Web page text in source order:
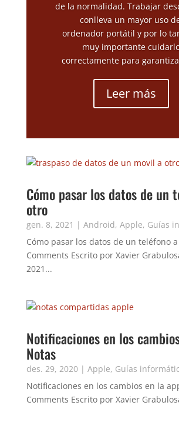
de la normalidad. Trabajar
conlleva un mayor uso
ordenador portátil y por lo
muy importante
correctamente para
Leer más
Cómo pasar los datos de un
otro
gen. 8, 2021 | Android, Apple, Guías
Cómo pasar los datos de un teléfono
Comments Escrito por Xavier
2021...
Notificaciones en los
Notas
des. 29, 2020| Apple, Guías
Notificaciones en los cambios en la
Comments Escrito por Xavier